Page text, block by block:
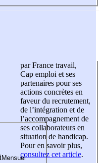
par France travail,
Cap emploi et ses
partenaires pour ses
actions concrètes en
faveur du recrutement,
de l’intégration et de
l’accompagnement de
ses collaborateurs en
situation de handicap.
Pour en savoir plus,
consultez cet article.